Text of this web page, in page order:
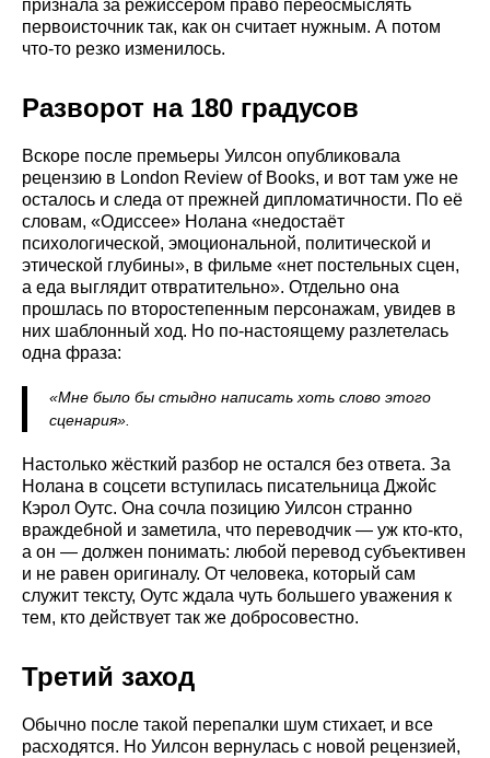
признала за режиссёром право переосмыслять
первоисточник так, как он считает нужным. А потом
что-то резко изменилось.
Разворот на 180 градусов
Вскоре после премьеры Уилсон опубликовала
рецензию в London Review of Books, и вот там уже не
осталось и следа от прежней дипломатичности. По её
словам, «Одиссее» Нолана «недостаёт
психологической, эмоциональной, политической и
этической глубины», в фильме «нет постельных сцен,
а еда выглядит отвратительно». Отдельно она
прошлась по второстепенным персонажам, увидев в
них шаблонный ход. Но по-настоящему разлетелась
одна фраза:
«Мне было бы стыдно написать хоть слово этого
сценария».
Настолько жёсткий разбор не остался без ответа. За
Нолана в соцсети вступилась писательница Джойс
Кэрол Оутс. Она сочла позицию Уилсон странно
враждебной и заметила, что переводчик — уж кто-кто,
а он — должен понимать: любой перевод субъективен
и не равен оригиналу. От человека, который сам
служит тексту, Оутс ждала чуть большего уважения к
тем, кто действует так же добросовестно.
Третий заход
Обычно после такой перепалки шум стихает, и все
расходятся. Но Уилсон вернулась с новой рецензией,